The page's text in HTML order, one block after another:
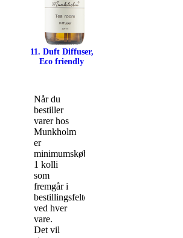
11. Duft Diffuser,
Eco friendly
Når du
bestiller
varer hos
Munkholm
er
minimumskøbet
1 kolli
som
fremgår i
bestillingsfeltet
ved hver
vare.
Det vil